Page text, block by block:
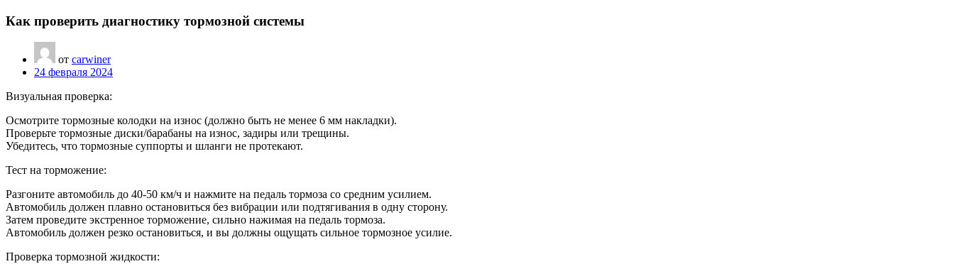
Как проверить диагностику тормозной системы
от carwiner
24 февраля 2024
Визуальная проверка:
Осмотрите тормозные колодки на износ (должно быть не менее 6 мм накладки).
Проверьте тормозные диски/барабаны на износ, задиры или трещины.
Убедитесь, что тормозные суппорты и шланги не протекают.
Тест на торможение:
Разгоните автомобиль до 40-50 км/ч и нажмите на педаль тормоза со средним усилием.
Автомобиль должен плавно остановиться без вибрации или подтягивания в одну сторону.
Затем проведите экстренное торможение, сильно нажимая на педаль тормоза.
Автомобиль должен резко остановиться, и вы должны ощущать сильное тормозное усилие.
Проверка тормозной жидкости: